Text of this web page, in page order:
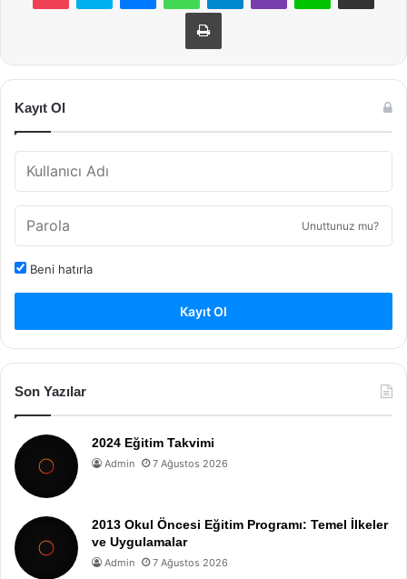
Yazdır
Kayıt Ol
Unuttunuz mu?
Beni hatırla
Kayıt Ol
Son Yazılar
2024 Eğitim Takvimi
Admin 7 Ağustos 2026
2013 Okul Öncesi Eğitim Programı: Temel İlkeler
ve Uygulamalar
Admin 7 Ağustos 2026